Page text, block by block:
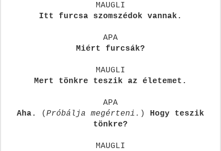
MAUGLI
Itt furcsa szomszédok vannak.
APA
Miért furcsák?
MAUGLI
Mert tönkre teszik az életemet.
APA
Aha.
( Próbálja megérteni. ) Hogy teszik
tönkre?
MAUGLI